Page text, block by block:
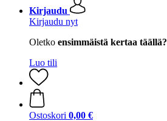
Kirjaudu
Kirjaudu nyt
Oletko ensimmäistä kertaa täällä?
Luo tili
Ostoskori 0,00 €